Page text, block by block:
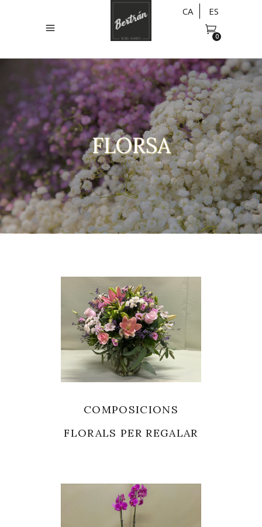
0
CA ES
FLORSA
COMPOSICIONS
FLORALS PER REGALAR